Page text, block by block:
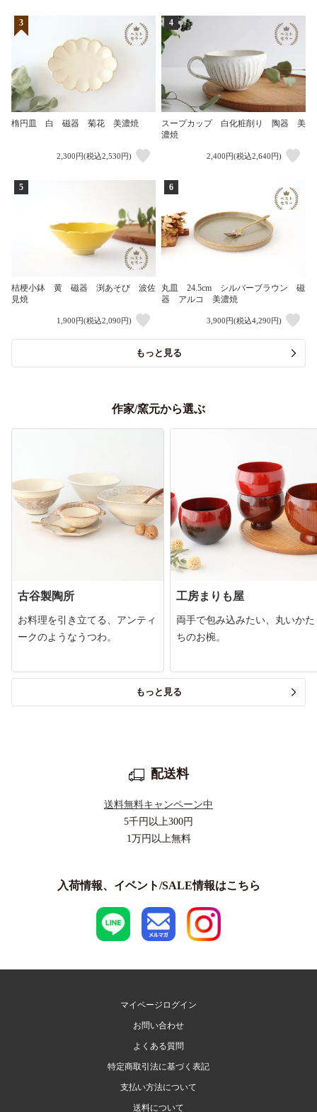
3
楕円皿 白 磁器 菊花 美濃焼
2,300円(税込2,530円)
4
スープカップ 白化粧削り 陶器 美
濃焼
2,400円(税込2,640円)
5
桔梗小鉢 黄 磁器 渕あそび 波佐
見焼
1,900円(税込2,090円)
6
丸皿 24.5cm シルバーブラウン 磁
器 アルコ 美濃焼
3,900円(税込4,290円)
もっと見る
作家/窯元から選ぶ
古谷製陶所
お料理を引き立てる、アンティ
ークのようなうつわ。
工房まりも屋
両手で包み込みたい、丸いかた
ちのお椀。
もっと見る
配送料
送料無料キャンペーン中
5千円以上300円
1万円以上無料
入荷情報、イベント/SALE情報はこちら
マイページログイン
お問い合わせ
よくある質問
特定商取引法に基づく表記
支払い方法について
送料について